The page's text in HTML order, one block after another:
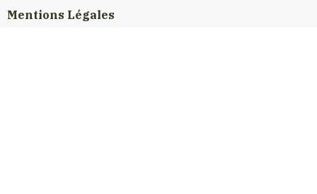
Mentions Légales